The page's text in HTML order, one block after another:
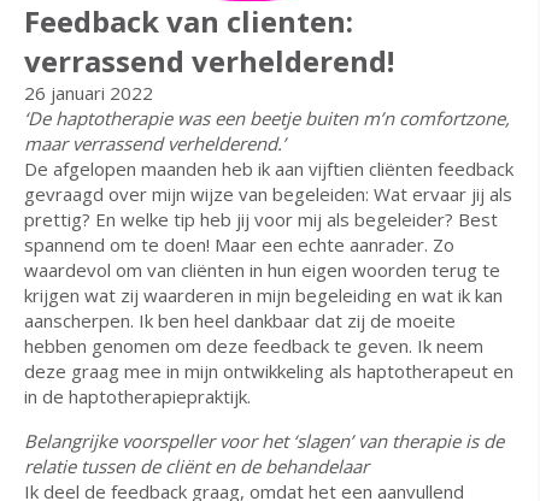
Feedback van clienten:
verrassend verhelderend!
26 januari 2022
‘De haptotherapie was een beetje buiten m’n comfortzone,
maar verrassend verhelderend.’
De afgelopen maanden heb ik aan vijftien cliënten feedback
gevraagd over mijn wijze van begeleiden: Wat ervaar jij als
prettig? En welke tip heb jij voor mij als begeleider? Best
spannend om te doen! Maar een echte aanrader. Zo
waardevol om van cliënten in hun eigen woorden terug te
krijgen wat zij waarderen in mijn begeleiding en wat ik kan
aanscherpen. Ik ben heel dankbaar dat zij de moeite
hebben genomen om deze feedback te geven. Ik neem
deze graag mee in mijn ontwikkeling als haptotherapeut en
in de haptotherapiepraktijk.
Belangrijke voorspeller voor het ‘slagen’ van therapie is de
relatie tussen de cliënt en de behandelaar
Ik deel de feedback graag, omdat het een aanvullend